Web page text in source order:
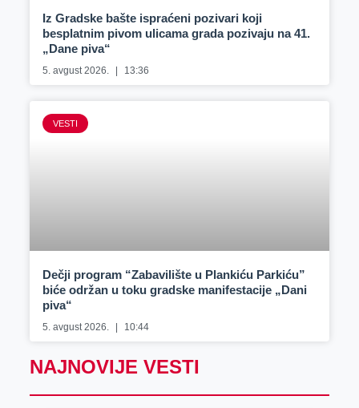
Iz Gradske bašte ispraćeni pozivari koji
besplatnim pivom ulicama grada pozivaju na 41.
„Dane piva“
5. avgust 2026. 13:36
VESTI
Dečji program “Zabavilište u Plankiću Parkiću”
biće održan u toku gradske manifestacije „Dani
piva“
5. avgust 2026. 10:44
NAJNOVIJE VESTI